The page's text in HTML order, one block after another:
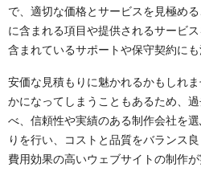
で、適切な価格とサービスを見極め
に含まれる項目や提供されるサービ
含まれているサポートや保守契約にも
安価な見積もりに魅かれるかもしれ
かになってしまうこともあるため、
べ、信頼性や実績のある制作会社を
りを行い、コストと品質をバランス
費用効果の高いウェブサイトの制作が